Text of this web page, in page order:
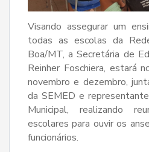
Visando assegurar um
todas as escolas da
Boa/MT, a Secretária de
Reinher Foschiera, estará
novembro e dezembro,
da SEMED e
Municipal, realizando
escolares para ouvir os
funcionários.